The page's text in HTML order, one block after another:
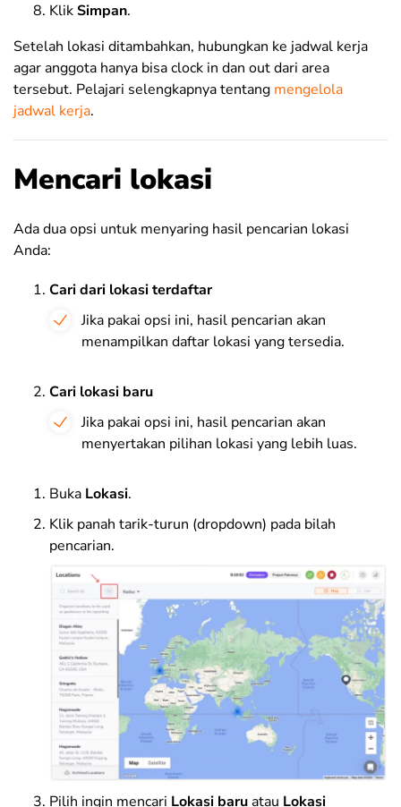
KlikSimpan.
Setelah lokasi ditambahkan, hubungkan ke jadwal kerja
agar anggota hanya bisa clock in dan out dari area
tersebut. Pelajari selengkapnya tentang mengelola
jadwal kerja.
Mencari lokasi
Ada dua opsi untuk menyaring hasil pencarian lokasi
Anda:
Cari dari lokasi terdaftar
Jika pakai opsi ini, hasil pencarian akan
menampilkan daftar lokasi yang tersedia.
Cari lokasi baru
Jika pakai opsi ini, hasil pencarian akan
menyertakan pilihan lokasi yang lebih luas.
Buka Lokasi.
Klik panah tarik-turun (dropdown) pada bilah
pencarian.
Pilih ingin mencari Lokasi baruatau Lokasi